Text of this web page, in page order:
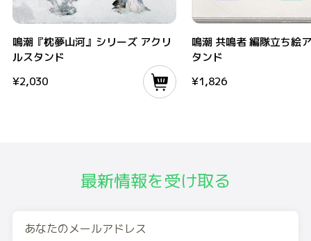
鳴潮『枕夢山河』シリーズ アクリ
ルスタンド
¥2,030
鳴潮 共鳴者 編隊立ち絵
タンド
¥1,826
最新情報を受け取る